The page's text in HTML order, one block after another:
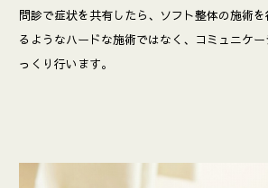
問診で症状を共有したら、ソフト整体の施術
るようなハードな施術ではなく、コミュニケ
っくり行います。